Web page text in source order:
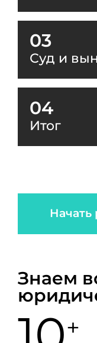
03
Суд и
04
Итог
Знаем
+